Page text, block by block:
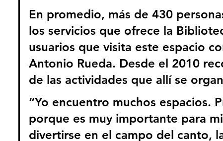
En promedio, más de 430
los servicios que ofrece la
usuarios que visita este espacio
Antonio Rueda. Desde el 2010
de las actividades que allí se
“Yo encuentro muchos espacios.
porque es muy importante para
divertirse en el campo del canto,